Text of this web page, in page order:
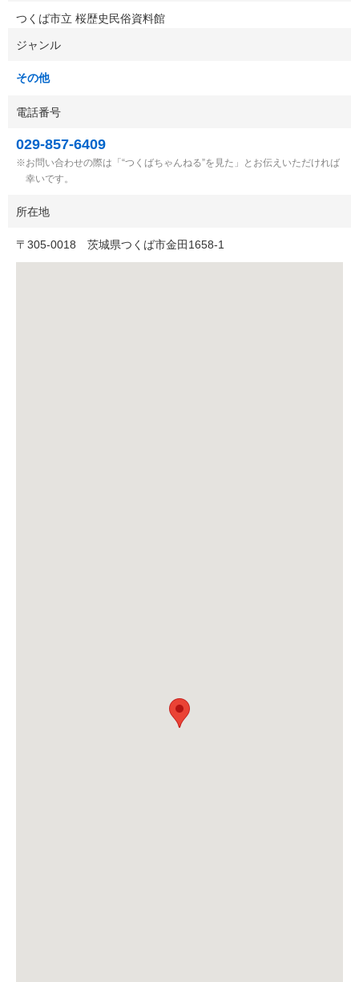
つくば市立 桜歴史民俗資料館
ジャンル
その他
電話番号
029-857-6409
お問い合わせの際は「“つくばちゃんねる”を見た」とお伝えいただければ
幸いです。
所在地
〒 305-0018 茨城県つくば市金田1658-1